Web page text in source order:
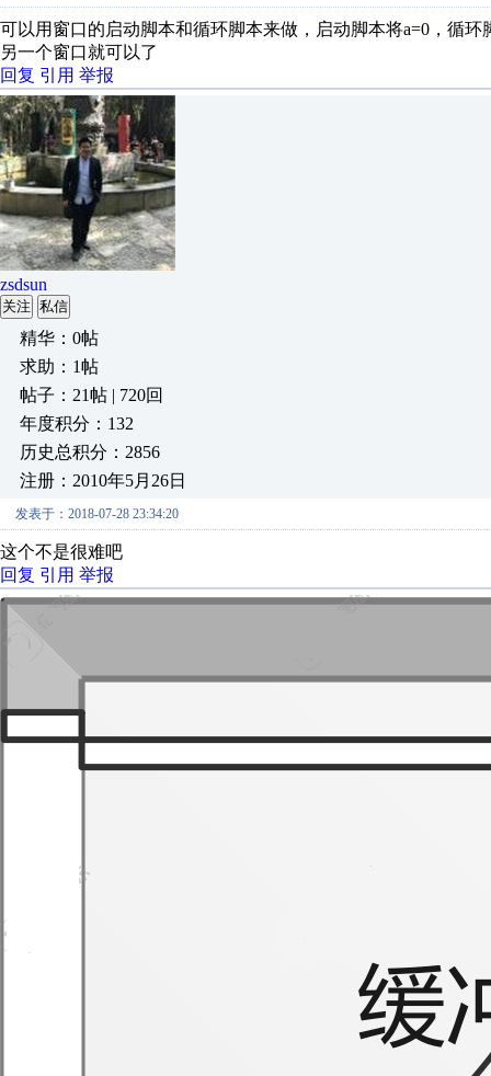
可以用窗口的启动脚本和循环脚本来做，启动脚本将a=0，循环
另一个窗口就可以了
回复 引用 举报
zsdsun
关注 私信
精华：0帖
求助：1帖
帖子：21帖 | 720回
年度积分：132
历史总积分：2856
注册：2010年5月26日
发表于：2018-07-28 23:34:20
这个不是很难吧
回复 引用 举报